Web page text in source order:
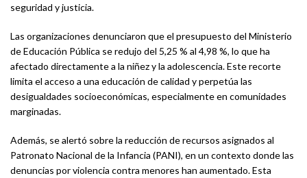
seguridad y justicia.
Las organizaciones denunciaron que el presupuesto del Ministerio
de Educación Pública se redujo del 5,25 % al 4,98 %, lo que ha
afectado directamente a la niñez y la adolescencia. Este recorte
limita el acceso a una educación de calidad y perpetúa las
desigualdades socioeconómicas, especialmente en comunidades
marginadas.
Además, se alertó sobre la reducción de recursos asignados al
Patronato Nacional de la Infancia (PANI), en un contexto donde las
denuncias por violencia contra menores han aumentado. Esta